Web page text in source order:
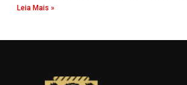
Leia Mais »